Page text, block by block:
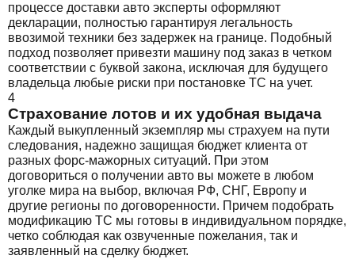
процессе доставки авто эксперты оформляют
декларации, полностью гарантируя легальность
ввозимой техники без задержек на границе. Подобный
подход позволяет привезти машину под заказ в четком
соответствии с буквой закона, исключая для будущего
владельца любые риски при постановке ТС на учет.
4
Страхование лотов и их удобная выдача
Каждый выкупленный экземпляр мы страхуем на пути
следования, надежно защищая бюджет клиента от
разных форс-мажорных ситуаций. При этом
договориться о получении авто вы можете в любом
уголке мира на выбор, включая РФ, СНГ, Европу и
другие регионы по договоренности. Причем подобрать
модификацию ТС мы готовы в индивидуальном порядке,
четко соблюдая как озвученные пожелания, так и
заявленный на сделку бюджет.